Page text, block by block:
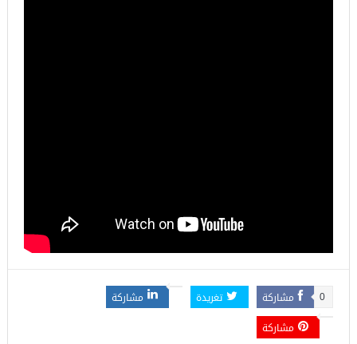
مشاركة 0 تغريدة
مشاركة
مشاركة